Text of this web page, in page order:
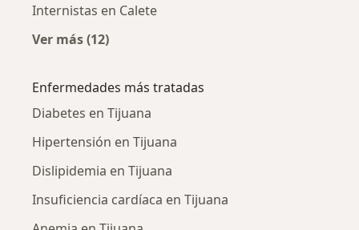
Internistas en Calete
Ver más (12)
Enfermedades más tratadas
Diabetes en Tijuana
Hipertensión en Tijuana
Dislipidemia en Tijuana
Insuficiencia cardíaca en Tijuana